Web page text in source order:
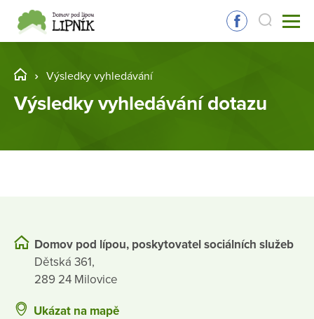
Výsledky vyhledávání
Výsledky vyhledávání dotazu
Domov pod lípou, poskytovatel sociálních služeb
Dětská 361,
289 24 Milovice
Ukázat na mapě